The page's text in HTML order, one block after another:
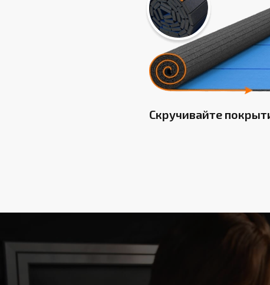
Скручивайте